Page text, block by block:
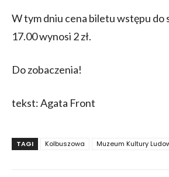
W tym dniu cena biletu wstępu do
17.00 wynosi 2 zł.
Do zobaczenia!
tekst: Agata Front
TAGI Kolbuszowa Muzeum Kultury